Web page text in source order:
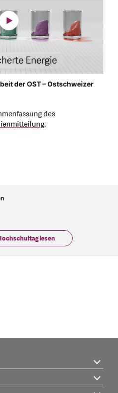
der OST – Ostschweizer
des
.
lesen